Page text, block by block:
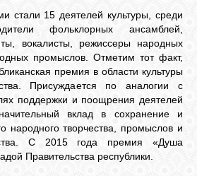
стали 15 деятелей культуры, среди
фольклорных ансамблей,
вокалисты, режиссеры народных
промыслов. Отметим тот факт,
премия в области культуры
Присуждается по аналогии с
поддержки и поощрения деятелей
вклад в сохранение и
народного творчества, промыслов и
С 2015 года премия «Душа
Правительства республики.